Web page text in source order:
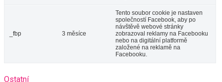
_fbp 3 měsíce
Tento soubor cookie je nastaven
společností Facebook, aby po
návštěvě webové stránky
zobrazoval reklamy na Facebooku
nebo na digitální platformě
založené na reklamě na
Facebooku.
Ostatní